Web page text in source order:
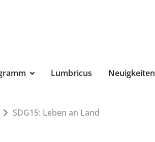
Lumbricus Neuigkeiten
SDG15: Leben an Land